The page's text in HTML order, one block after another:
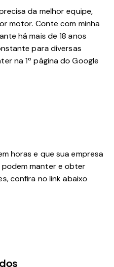
da melhor equipe,
motor. Conte com minha
há mais de 18 anos
para diversas
na 1ª página do Google
horas e que sua empresa
manter e obter
confira no link abaixo